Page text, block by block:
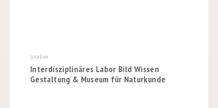
Location
Interdisziplinäres Labor Bild Wissen
Gestaltung & Museum für Naturkunde